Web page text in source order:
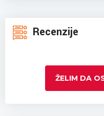
Recenzije
ŽELIM DA